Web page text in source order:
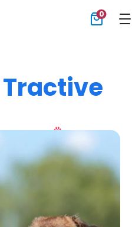
0
Tractive